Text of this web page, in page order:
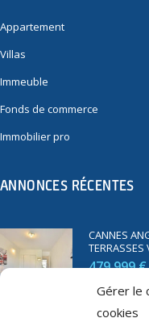
Gérer le
cookies
Appartement
Villas
Immeuble
Fonds de commerce
Immobilier pro
ANNONCES RÉCENTES
CANNES
TERRASSES
479 999 €